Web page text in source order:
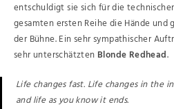
entschuldigt sie sich für die
gesamten ersten Reihe die Hände
der Bühne. Ein sehr sympathischer
sehr unterschätzten Blonde Redhead.
Life changes fast. Life changes in the
and life as you know it ends.